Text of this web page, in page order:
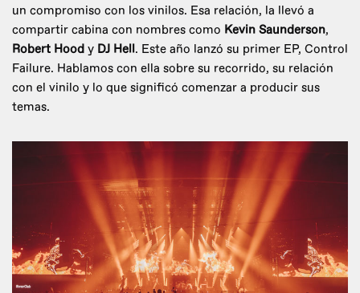
un compromiso con los vinilos. Esa relación, la llevó a
compartir cabina con nombres como Kevin Saunderson,
Robert Hood y DJ Hell. Este año lanzó su primer EP, Control
Failure. Hablamos con ella sobre su recorrido, su relación
con el vinilo y lo que significó comenzar a producir sus
temas.